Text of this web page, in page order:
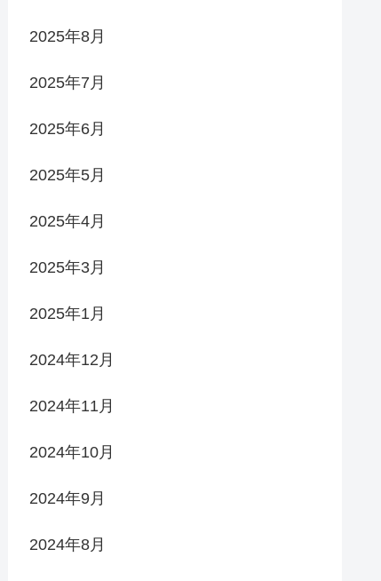
2025年8月
2025年7月
2025年6月
2025年5月
2025年4月
2025年3月
2025年1月
2024年12月
2024年11月
2024年10月
2024年9月
2024年8月